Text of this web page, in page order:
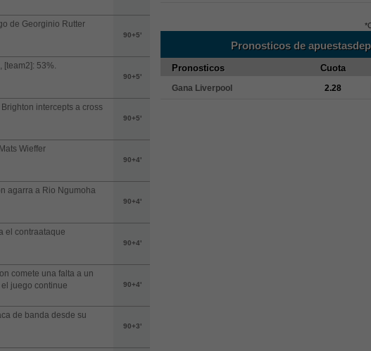
de Georginio Rutter
90+5'
[team2]: 53%.
90+5'
intercepts a cross
90+5'
Wieffer
90+4'
agarra a Rio Ngumoha
90+4'
el contraataque
90+4'
comete una falta a un
juego continue
90+4'
de banda desde su
90+3'
Pronosticos de
Pronosticos Cuota
Gana Liverpool 2.28